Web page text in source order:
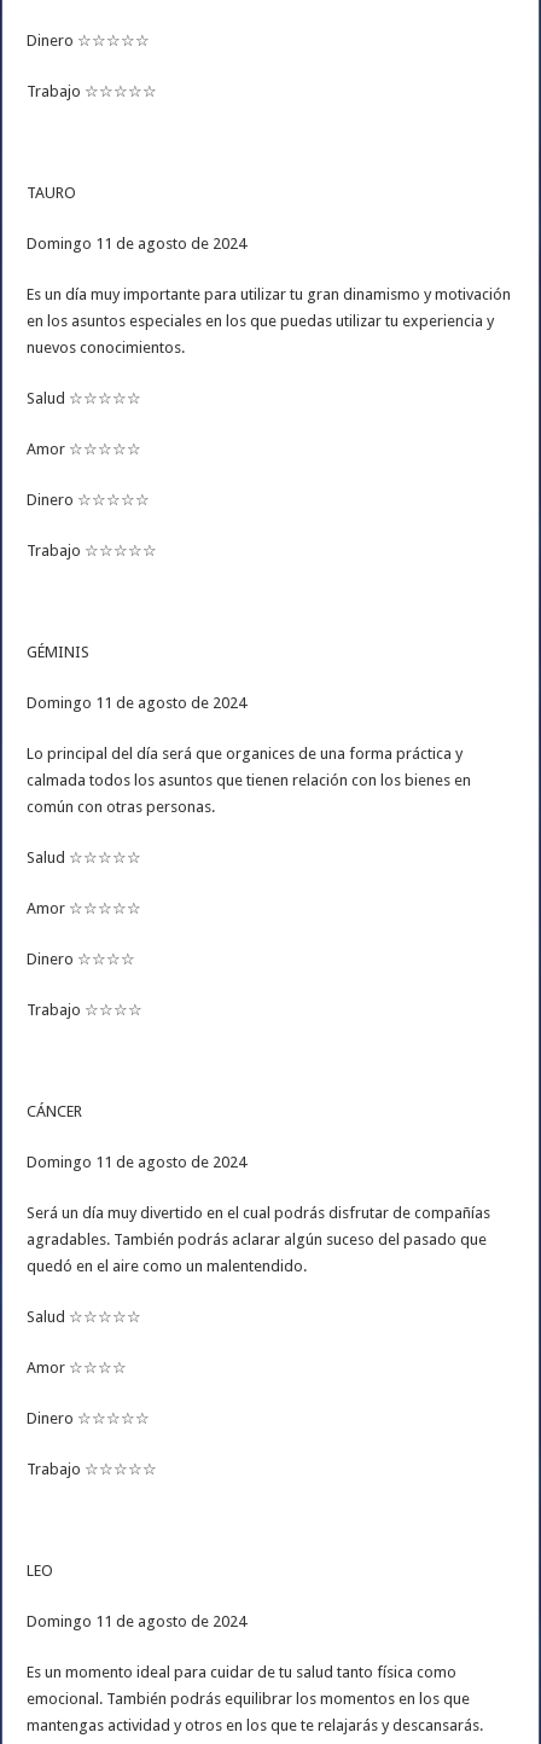
Dinero ☆☆☆☆☆
Trabajo ☆☆☆☆☆
TAURO
Domingo 11 de agosto de 2024
Es un día muy importante para utilizar tu gran dinamismo y motivación
en los asuntos especiales en los que puedas utilizar tu experiencia y
nuevos conocimientos.
Salud ☆☆☆☆☆
Amor ☆☆☆☆☆
Dinero ☆☆☆☆☆
Trabajo ☆☆☆☆☆
GÉMINIS
Domingo 11 de agosto de 2024
Lo principal del día será que organices de una forma práctica y
calmada todos los asuntos que tienen relación con los bienes en
común con otras personas.
Salud ☆☆☆☆☆
Amor ☆☆☆☆☆
Dinero ☆☆☆☆
Trabajo ☆☆☆☆
CÁNCER
Domingo 11 de agosto de 2024
Será un día muy divertido en el cual podrás disfrutar de compañías
agradables. También podrás aclarar algún suceso del pasado que
quedó en el aire como un malentendido.
Salud ☆☆☆☆☆
Amor ☆☆☆☆
Dinero ☆☆☆☆☆
Trabajo ☆☆☆☆☆
LEO
Domingo 11 de agosto de 2024
Es un momento ideal para cuidar de tu salud tanto física como
emocional. También podrás equilibrar los momentos en los que
mantengas actividad y otros en los que te relajarás y descansarás.